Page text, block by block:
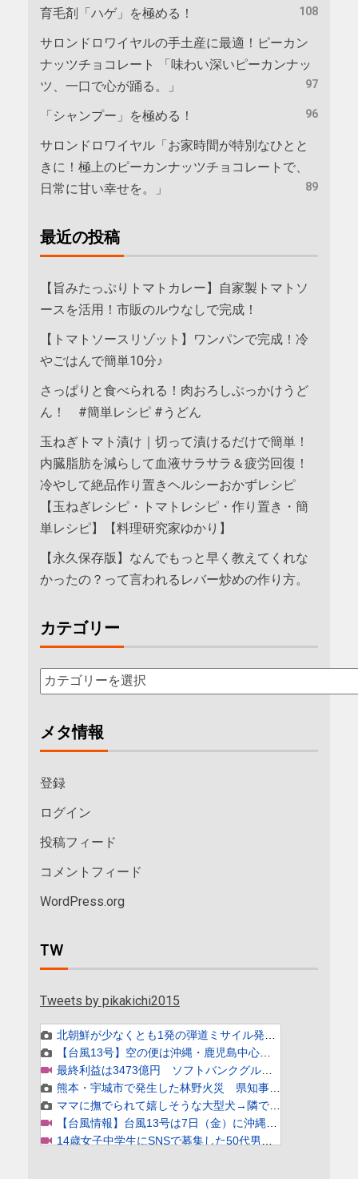
育毛剤「ハゲ」を極める！ 108
サロンドロワイヤルの手土産に最適！ピーカン
ナッツチョコレート 「味わい深いピーカンナッ
ツ、一口で心が踊る。」
97
「シャンプー」を極める！ 96
サロンドロワイヤル「お家時間が特別なひとと
きに！極上のピーカンナッツチョコレートで、
日常に甘い幸せを。」
89
最近の投稿
【旨みたっぷりトマトカレー】自家製トマトソ
ースを活用！市販のルウなしで完成！
【トマトソースリゾット】ワンパンで完成！冷
やごはんで簡単10分♪
さっぱりと食べられる！肉おろしぶっかけうど
ん！ #簡単レシピ #うどん
玉ねぎトマト漬け｜切って漬けるだけで簡単！
内臓脂肪を減らして血液サラサラ＆疲労回復！
冷やして絶品作り置きヘルシーおかずレシピ
【玉ねぎレシピ・トマトレシピ・作り置き・簡
単レシピ】【料理研究家ゆかり】
【永久保存版】なんでもっと早く教えてくれな
かったの？って言われるレバー炒めの作り方。
カテゴリー
メタ情報
登録
ログイン
投稿フィード
コメントフィード
WordPress.org
TW
Tweets by pikakichi2015